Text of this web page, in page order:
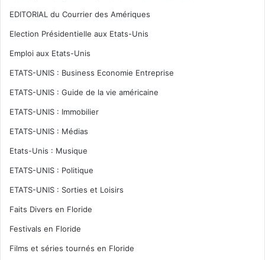
EDITORIAL du Courrier des Amériques
Election Présidentielle aux Etats-Unis
Emploi aux Etats-Unis
ETATS-UNIS : Business Economie Entreprise
ETATS-UNIS : Guide de la vie américaine
ETATS-UNIS : Immobilier
ETATS-UNIS : Médias
Etats-Unis : Musique
ETATS-UNIS : Politique
ETATS-UNIS : Sorties et Loisirs
Faits Divers en Floride
Festivals en Floride
Films et séries tournés en Floride